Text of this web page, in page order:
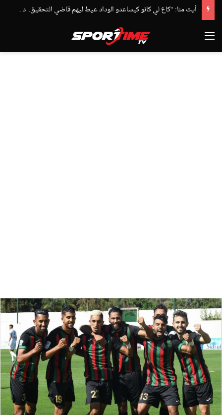
أيت منا: “كاع لي كانو كيساعدو الوداد عيط ليهم قاضي التحقيق.. دابا حتى شي واحد ما بقا باغي يعاون”
القائمة